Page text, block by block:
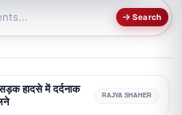
Search
हादसे में दर्दनाक
RAJYA SHAHER